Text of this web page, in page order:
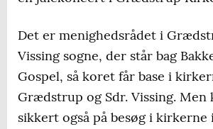
Det er menighedsrådet i
Vissing sogne, der står bag
Gospel, så koret får base i
Grædstrup og Sdr. Vissing.
sikkert også på besøg i kirkerne